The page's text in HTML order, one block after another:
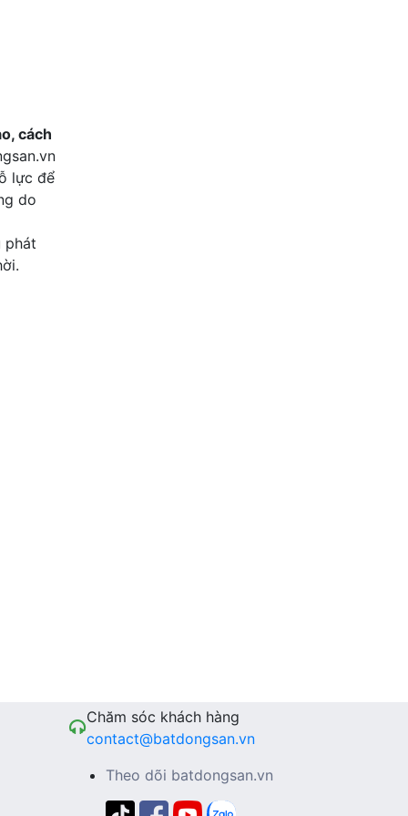
cách
lực để
do
phát
Chăm sóc khách hàng
contact@batdongsan.vn
Theo dõi batdongsan.vn